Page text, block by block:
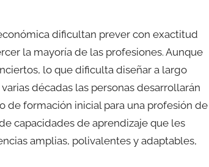
dificultan prever con exactitud
la mayoría de las profesiones. Aunque
lo que dificulta diseñar a largo
décadas las personas desarrollarán
de formación inicial para una profesión de
capacidades de aprendizaje que les
amplias, polivalentes y adaptables,